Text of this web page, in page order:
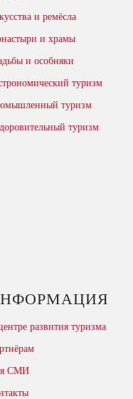
и ремёсла
и храмы
и особняки
туризм
туризм
туризм
развития туризма
СМИ